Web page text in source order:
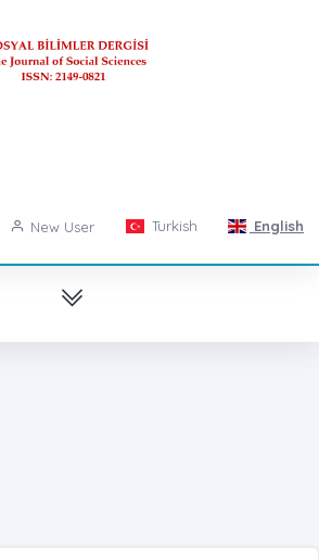
New User Turkish English